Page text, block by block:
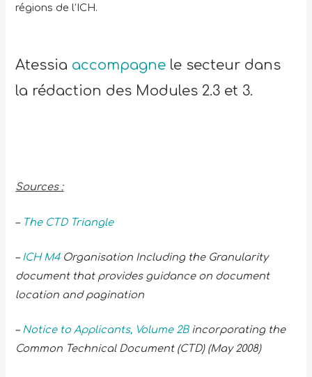
régions de l’ICH.
Atessia accompagne le secteur dans
la rédaction des Modules 2.3 et 3.
Sources :
– The CTD Triangle
–ICH M4Organisation Including the Granularity
document that provides guidance on document
location and pagination
–Notice to Applicants, Volume 2Bincorporating the
Common Technical Document (CTD) (May 2008)